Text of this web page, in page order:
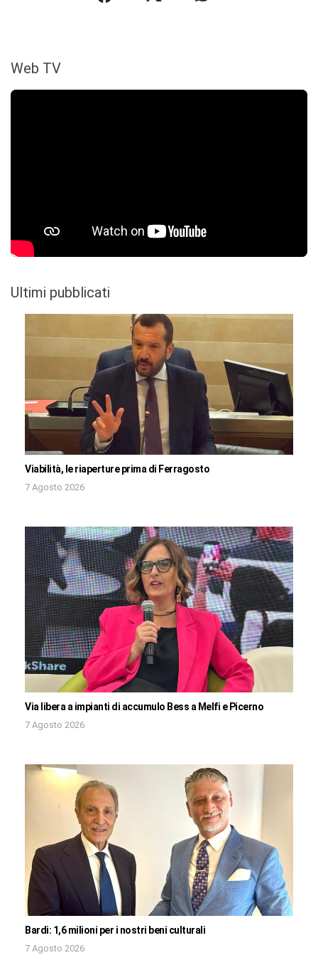
Web TV
Ultimi pubblicati
Viabilità, le riaperture prima di Ferragosto
7 Agosto 2026
Via libera a impianti di accumulo Bess a Melfi e Picerno
7 Agosto 2026
Bardi: 1,6 milioni per i nostri beni culturali
7 Agosto 2026